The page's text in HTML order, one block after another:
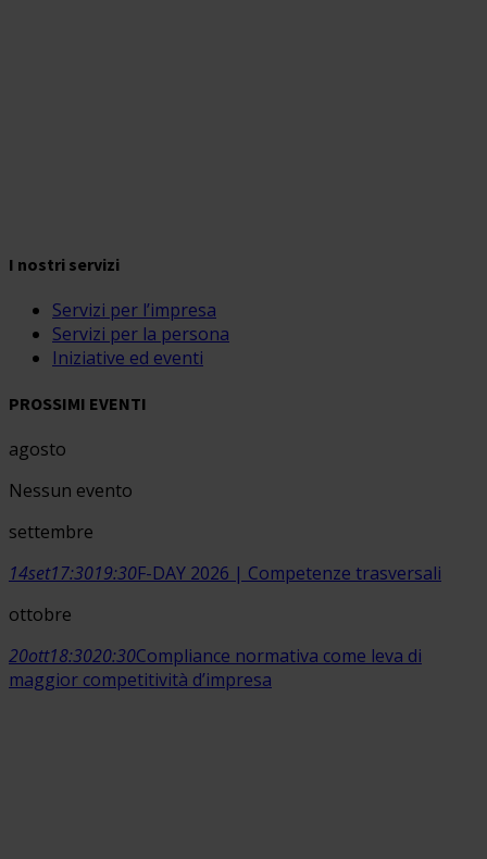
I nostri servizi
Servizi per l’impresa
Servizi per la persona
Iniziative ed eventi
PROSSIMI EVENTI
agosto
Nessun evento
settembre
14set17:3019:30F-DAY 2026 | Competenze trasversali
ottobre
20ott18:3020:30Compliance normativa come leva di
maggior competitività d’impresa